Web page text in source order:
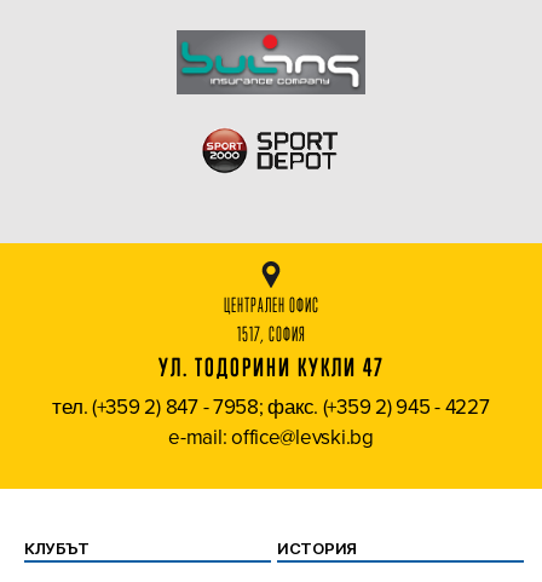
ЦЕНТРАЛЕН ОФИС
1517, СОФИЯ
УЛ. ТОДОРИНИ КУКЛИ 47
тел. (+359 2) 847 - 7958; факс. (+359 2) 945 - 4227
e-mail: office@levski.bg
КЛУБЪТ ИСТОРИЯ